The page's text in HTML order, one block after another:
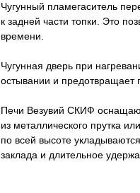
Чугунный пламегаситель
к задней части топки. Это
времени.
Чугунная дверь при
остывании и предотвращает
Печи Везувий СКИФ
из металлического прутка
по всей высоте
заклада и длительное